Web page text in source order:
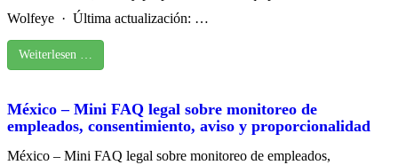
Wolfeye · Última actualización: …
Weiterlesen …
México – Mini FAQ legal sobre monitoreo de
empleados, consentimiento, aviso y proporcionalidad
México – Mini FAQ legal sobre monitoreo de empleados,